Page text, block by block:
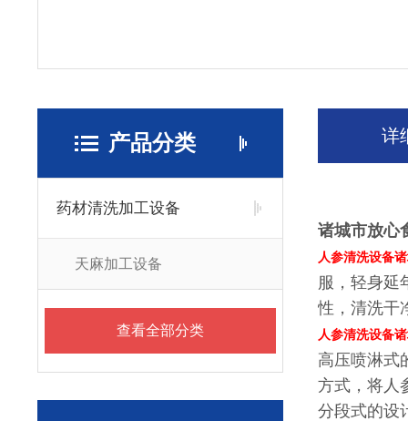
产品分类
药材清洗加工设备
天麻加工设备
查看全部分类
详
诸城市放心
人参清洗设备
服，轻身延
性，清洗干
人参清洗设备
高压喷淋式
方式，将人
分段式的设